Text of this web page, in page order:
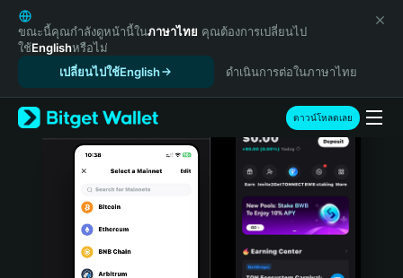
English
日本語
Tiếng Việt
Español (Latinoamérica)
Türkçe
Italiano
Português (Portugal)
Bahasa Indonesia
ขณะนี้คุณกำลังดูหน้านี้ในภาษาไทย คุณต้องการเปลี่ยนไป
ใช้Englishหรือไม่
เปลี่ยนไปใช้English
ดำเนินการต่อในภาษาไทย
ดาวน์โหลดเลย